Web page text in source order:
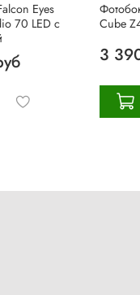
Eyes
70 LED с
Cube
3